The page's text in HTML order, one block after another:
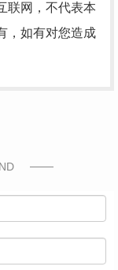
联网，不代表本
，如有对您造成